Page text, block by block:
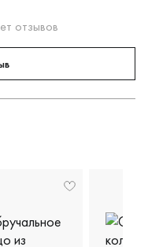
отзывов